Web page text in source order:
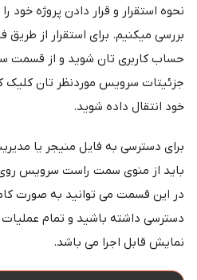
بررسی میکنیم. برای استقرار از طریق
حساب کاربری تان شوید و از قسمت
جزئیتات سرویس موردنظر تان کلیک
خود انتقال داده شوید.
برای دسترسی به فایل منیجر یا
باید از منوی سمت راست سرویس
در این قسمت می توانید به صورت
دسترسی داشته باشید و تمام
نمایش قابل اجرا می باشد.